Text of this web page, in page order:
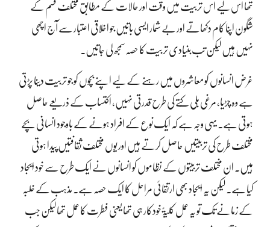
تھا اس لیے اس تربیت میں وقت اور حالات کے مطابق مختلف قسم کے
شگون اپنا کام دکھاتے اور بے شمار ایسی باتیں جو اخلاقی اعتبار سے آج اچھی
نہیں ہیں لیکن تب بنیادی تربیت کا حصہ سمجھ لی جاتیں۔
غرض انسانوں کو معاشروں میں رہنے کے لیے اپنے بچوں کو جو تربیت دینا پڑتی
ہے وہ چڑیا، مرغی بلی کُتے کی طرح قدرتی نہیں، اکتساب کے ذریعے حاصل
ہوتی ہے۔ یہی وجہ ہے کہ ایک نوع کے افراد ہونے کے باوجود انسانی بچے
مختلف طرح کی تربیتیں حاصل کرتے ہیں اور یوں مختلف ثقافتیں پیدا ہوتی
ہیں۔ ان مختلف تربیتوں کے نظاموں کو انسانوں نے ایک طرح سے خود ایجاد
کیا ہے۔ لیکن یہ ایجاد بھی ارتقائی مراحل کا ایک حصہ ہے۔ مذہب کے غلبہ
کے زمانے تک تو یہ عمل کلیۃً خودکار ہی تھا یعنی فطرت کا عمل تھا لیکن جب